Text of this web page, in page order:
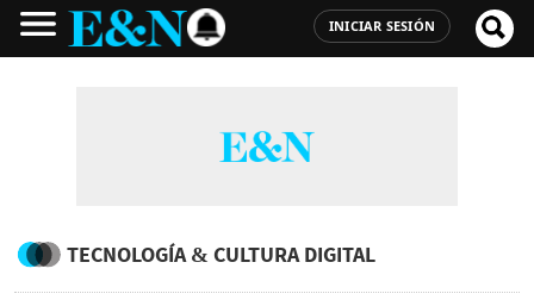
INICIAR SESIÓN
TECNOLOGÍA & CULTURA DIGITAL